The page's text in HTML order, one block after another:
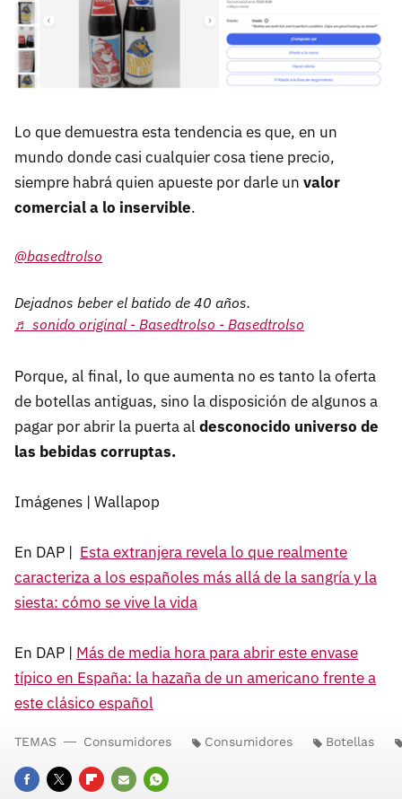
Lo que demuestra esta tendencia es que, en un
mundo donde casi cualquier cosa tiene precio,
siempre habrá quien apueste por darle un valor
comercial a lo inservible.
@basedtrolso
Dejadnos beber el batido de 40 años.
♬ sonido original - Basedtrolso - Basedtrolso
Porque, al final, lo que aumenta no es tanto la oferta
de botellas antiguas, sino la disposición de algunos a
pagar por abrir la puerta al desconocido universo de
las bebidas corruptas.
Imágenes | Wallapop
En DAP | Esta extranjera revela lo que realmente
caracteriza a los españoles más allá de la sangría y la
siesta: cómo se vive la vida
En DAP | Más de media hora para abrir este envase
típico en España: la hazaña de un americano frente a
este clásico español
TEMAS Consumidores Consumidores Botellas